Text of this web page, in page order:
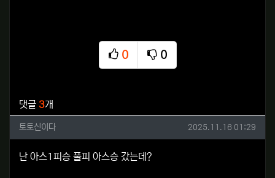
0
추천
0
비추천
댓글 3개
토토신이다님의 댓글
토토신이다 작성일
2025.11.16 01:29
난 아스1피승 풀피 아스승 갔는데?